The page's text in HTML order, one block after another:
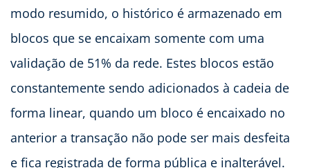
modo resumido, o histórico é armazenado em
blocos que se encaixam somente com uma
validação de 51% da rede. Estes blocos estão
constantemente sendo adicionados à cadeia de
forma linear, quando um bloco é encaixado no
anterior a transação não pode ser mais desfeita
e fica registrada de forma pública e inalterável.